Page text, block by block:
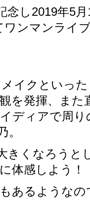
念し2019年5
ワンマンライ
イクといっ
を発揮、また
ディアで周り
。
きくなろうと
体感しよう！
あるような